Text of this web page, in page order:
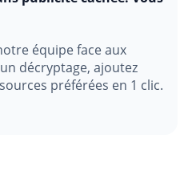
équipe face aux
décryptage, ajoutez
préférées en 1 clic.